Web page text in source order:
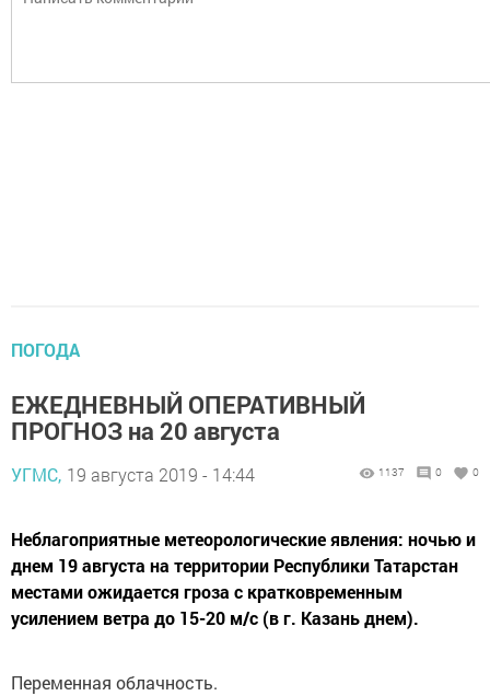
ПОГОДА
ЕЖЕДНЕВНЫЙ ОПЕРАТИВНЫЙ
ПРОГНОЗ на 20 августа
УГМС, 19 августа 2019 - 14:44 1137 0 0
Неблагоприятные метеорологические явления: ночью и
днем 19 августа на территории Республики Татарстан
местами ожидается гроза с кратковременным
усилением ветра до 15-20 м/с (в г. Казань днем).
Переменная облачность.